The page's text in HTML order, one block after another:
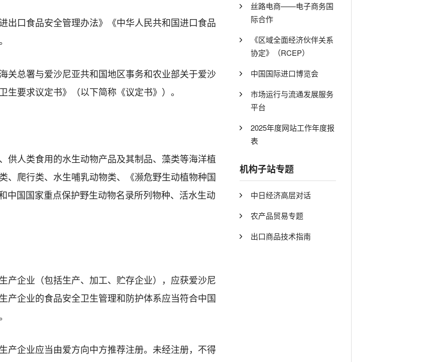
出口食品安全管理办法》《中华人民共和国进口食品
关总署与爱沙尼亚共和国地区事务和农业部关于爱沙
生要求议定书》（以下简称《议定书》）。
供人类食用的水生动物产品及其制品、藻类等海洋植
、爬行类、水生哺乳动物类、《濒危野生动植物种国
中国国家重点保护野生动物名录所列物种、活水生动
产企业（包括生产、加工、贮存企业），应获爱沙尼
产企业的食品安全卫生管理和防护体系应当符合中国
产企业应当由爱方向中方推荐注册。未经注册，不得
丝路电商——电子商务国
际合作
《区域全面经济伙伴关系
协定》（RCEP）
中国国际进口博览会
市场运行与流通发展服务
平台
2025年度网站工作年度报
表
机构子站专题
中日经济高层对话
农产品贸易专题
出口商品技术指南